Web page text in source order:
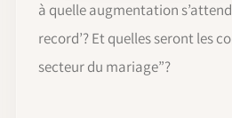
à quelle augmentation
record’? Et quelles seront les
secteur du mariage”?